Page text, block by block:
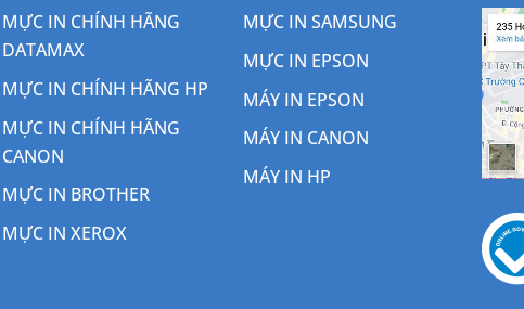
MỰC IN CHÍNH HÃNG
DATAMAX
MỰC IN CHÍNH HÃNG HP
MỰC IN CHÍNH HÃNG
CANON
MỰC IN BROTHER
MỰC IN XEROX
MỰC IN SAMSUNG
MỰC IN EPSON
MÁY IN EPSON
MÁY IN CANON
MÁY IN HP